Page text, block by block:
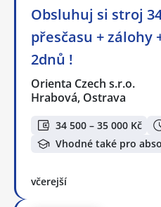
Obsluhuj si stroj
přesčasu + zálohy
2dnů !
Orienta Czech s.r.o.
Hrabová, Ostrava
34 500 – 35 000 Kč
Vhodné také pro
včerejší